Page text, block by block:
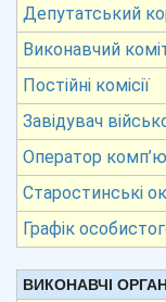
Депутатський
Виконавчий
Постійні комісії
Завідувач
Оператор
Старостинські
Графік
ВИКОНАВЧІ